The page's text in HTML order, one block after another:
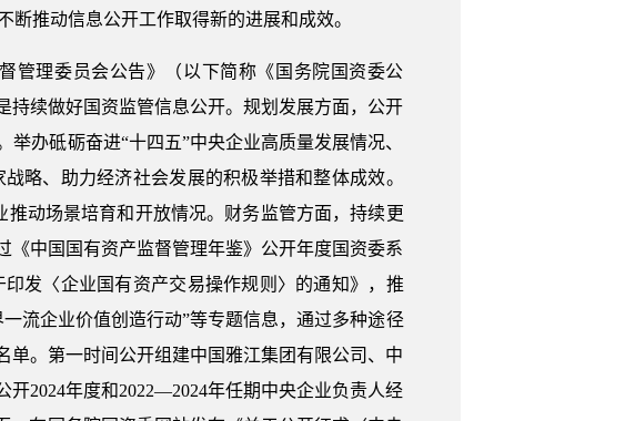
推动信息公开工作取得新的进展和成效。
管理委员会公告》（以下简称《国务院国资委公
持续做好国资监管信息公开。规划发展方面，公开
办砥砺奋进“十四五”中央企业高质量发展情况、
略、助力经济社会发展的积极举措和整体成效。
动场景培育和开放情况。财务监管方面，持续更
《中国国有资产监督管理年鉴》公开年度国资委系
发〈企业国有资产交易操作规则〉的通知》，推
流企业价值创造行动”等专题信息，通过多种途径
单。第一时间公开组建中国雅江集团有限公司、中
开2024年度和2022—2024年任期中央企业负责人经